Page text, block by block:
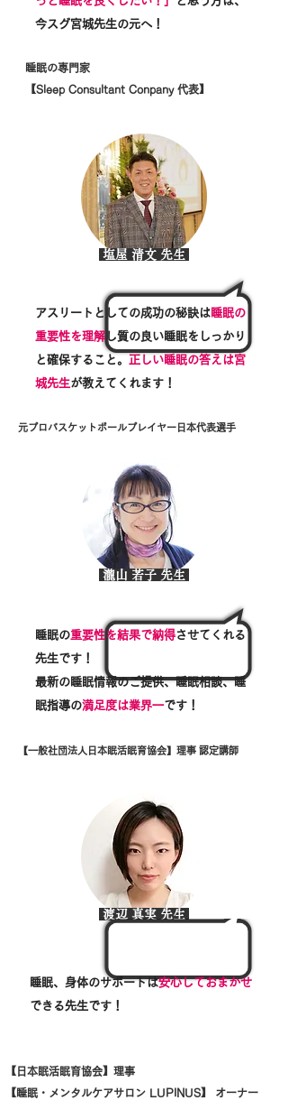
今スグ宮城先生の元へ！
睡眠の専門家
【Sleep Consultant Conpany 代表】
塩屋 清文 先生
アスリートとしての成功の秘訣は 睡眠の
重要性を理解 し質の良い睡眠をしっかり
と確保すること。 正しい睡眠の答えは宮
城先生が教えてくれます！
元プロバスケットボールプレイヤー日本代表選手
瀧山 若子 先生
睡眠の重要性を結果で納得させてくれる
先生です！
最新の睡眠情報のご提供、睡眠相談、睡
眠指導の満足度は業界一です！
【一般社団法人日本眠活眠育協会】理事 認定講師
渡辺 真実 先生
睡眠、身体のサポートは安心しておまかせ
できる先生です！
【日本眠活眠育協会】理事
【睡眠・メンタルケアサロン LUPINUS】 オーナー